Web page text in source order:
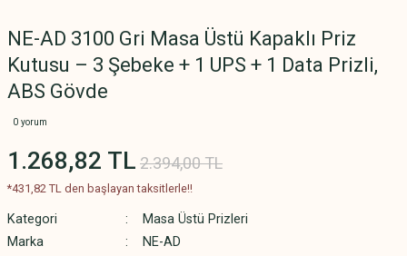
NE-AD 3100 Gri Masa Üstü Kapaklı Priz
Kutusu – 3 Şebeke + 1 UPS + 1 Data Prizli,
ABS Gövde
0 yorum
1.268,82 TL 2.394,00 TL
*431,82 TL den başlayan taksitlerle!!
Kategori
Masa Üstü Prizleri
Marka
NE-AD